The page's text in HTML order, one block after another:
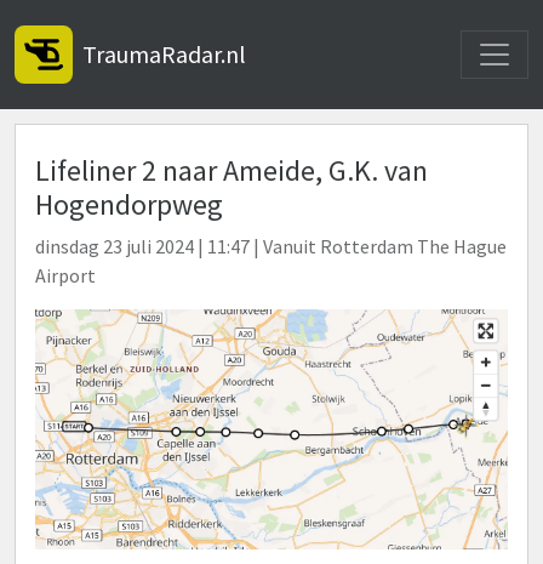
TraumaRadar.nl
Lifeliner 2 naar Ameide, G.K. van
Hogendorpweg
dinsdag 23 juli 2024 | 11:47 | Vanuit Rotterdam The Hague
Airport